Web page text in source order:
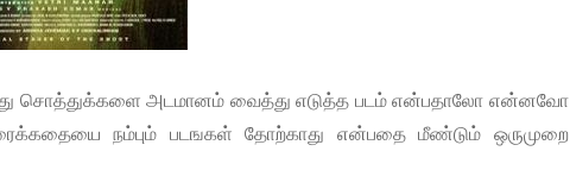
சொத்துக்களை அடமானம் வைத்து எடுத்த படம் என்பதாலோ என்னவோ
நம்பும் படஙகள் தோற்காது என்பதை மீண்டும் ஒருமுறை